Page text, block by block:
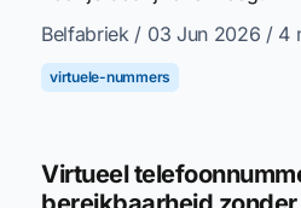
Belfabriek / 03 Jun 2026 / 4
virtuele-nummers
Virtueel